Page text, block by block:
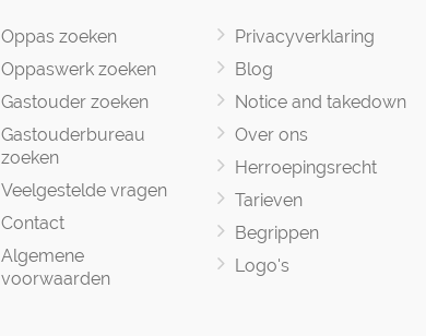
Oppas zoeken
Oppaswerk zoeken
Gastouder zoeken
Gastouderbureau
zoeken
Veelgestelde vragen
Contact
Algemene
voorwaarden
Privacyverklaring
Blog
Notice and takedown
Over ons
Herroepingsrecht
Tarieven
Begrippen
Logo's